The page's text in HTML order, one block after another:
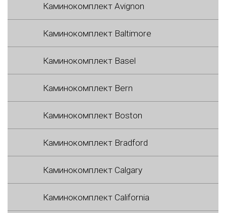
Каминокомплект Avignon
Каминокомплект Baltimore
Каминокомплект Basel
Каминокомплект Bern
Каминокомплект Boston
Каминокомплект Bradford
Каминокомплект Calgary
Каминокомплект California